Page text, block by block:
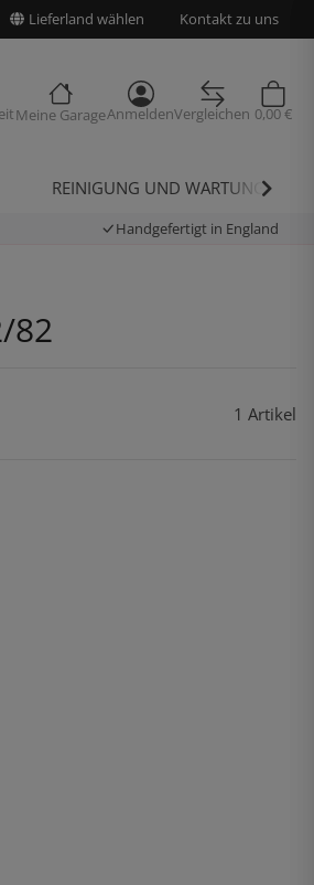
Lieferland wählen Kontakt zu uns
Meine GarageAnmeldenVergleichen 0,00 €
REINIGUNG UND WARTUNG
Handgefertigt in England
82
1 Artikel